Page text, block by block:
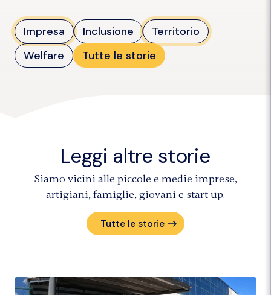
Impresa Inclusione
Territorio
Welfare
Tutte le storie
Leggi altre storie
Siamo vicini alle piccole e medie imprese,
artigiani, famiglie, giovani e start up.
Tutte le storie